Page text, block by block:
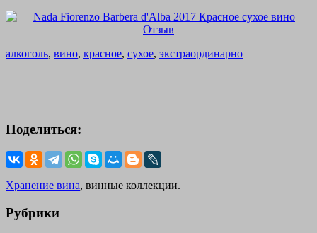
алкоголь, вино, красное, сухое, экстраординарно
Поделиться:
Хранение вина, винные коллекции.
Рубрики